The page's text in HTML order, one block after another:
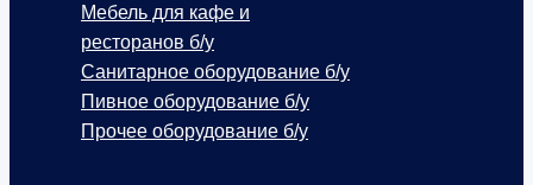
Мебель для кафе и
ресторанов б/у
Санитарное оборудование б/у
Пивное оборудование б/у
Прочее оборудование б/у